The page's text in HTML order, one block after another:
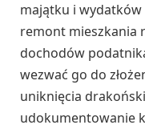
majątku i wydatków
remont mieszkania
dochodów
wezwać go do
uniknięcia
udokumentowanie